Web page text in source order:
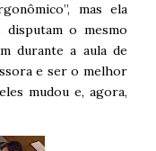
mas ela
disputam o mesmo
durante a aula de
e ser o melhor
mudou e, agora,